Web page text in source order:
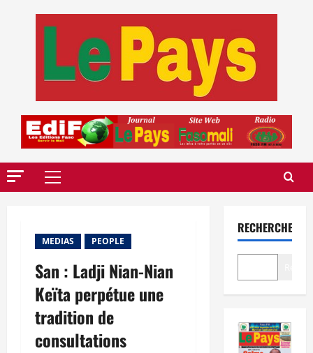
Menu
MEDIAS PEOPLE
San : Ladji Nian-Nian
Keïta perpétue une
tradition de
consultations
RECHERCHER